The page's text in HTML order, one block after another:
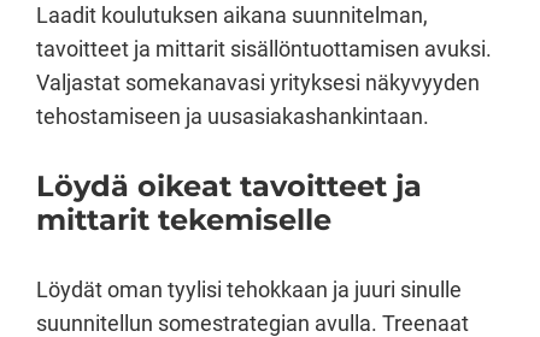
Laadit koulutuksen aikana suunnitelman,
tavoitteet ja mittarit sisällöntuottamisen avuksi.
Valjastat somekanavasi yrityksesi näkyvyyden
tehostamiseen ja uusasiakashankintaan.
Löydä oikeat tavoitteet ja
mittarit tekemiselle
Löydät oman tyylisi tehokkaan ja juuri sinulle
suunnitellun somestrategian avulla. Treenaat